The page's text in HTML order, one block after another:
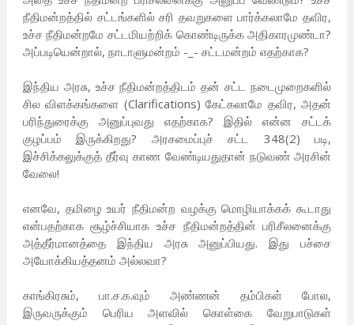
நீதிமன்றத்தில் சட்டங்களில் சரி தவறுகளை பார்க்கலாமே தவிர,
உச்ச நீதிமன்றமே சட்டமியற்றிக் கொண்டிருக்க அதிகாரமுண்டா?
அப்படியென்றால், நாடாளுமன்றம் -_- சட்டமன்றம் எதற்காக?
இந்திய அரசு, உச்ச நீதிமன்றத்திடம் தன் சட்ட நடைமுறைகளில்
சில விளக்கங்களை (Clarifications) கேட்கலாமே தவிர, அதன்
பரிந்துரைக்கு அனுப்புவது எதற்காக? இதில் என்ன சட்டக்
குழப்பம் இருக்கிறது? அரசமைப்புச் சட்ட 348(2) படி,
இச்சிக்கலுக்குத் தீர்வு காண வேண்டியதுதான் நடுவண் அரசின்
வேலை!
எனவே, தமிழை உயர் நீதிமன்ற வழக்கு மொழியாக்கக் கூடாது
என்பதற்காக சூழ்ச்சியாக உச்ச நீதிமன்றத்தின் பரிசீலனைக்கு
அத்தீர்மானத்தை இந்திய அரசு அனுப்பியது. இது பச்சை
அயோக்கியத்தனம் அல்லவா?
காங்கிரசும், பா.ச.க.வும் அண்ணன் தம்பிகள் போல,
இருவருக்கும் பெரிய அளவில் கொள்கை வேறுபாடுகள்